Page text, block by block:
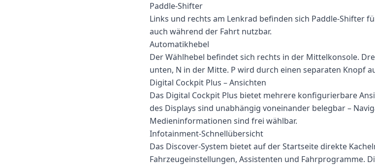
Paddle-Shifter
Links und rechts am Lenkrad befinden sich Paddle-Shifter
auch während der Fahrt nutzbar.
Automatikhebel
Der Wählhebel befindet sich rechts in der Mittelkonsole.
unten, N in der Mitte. P wird durch einen separaten Knopf
Digital Cockpit Plus – Ansichten
Das Digital Cockpit Plus bietet mehrere konfigurierbare
des Displays sind unabhängig voneinander belegbar –
Medieninformationen sind frei wählbar.
Infotainment-Schnellübersicht
Das Discover-System bietet auf der Startseite direkte
Fahrzeugeinstellungen, Assistenten und Fahrprogramme.